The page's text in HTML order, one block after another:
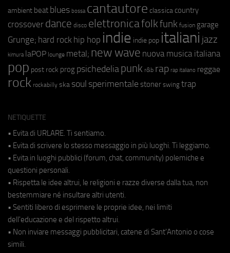
ambient beat blues bossa cantautore classica country
crossover dance disco elettronicafolkfunk fusion garage
Grunge; hard rock hip hop indie indie pop italiani jazz
kimura laPOP lounge metal; new wave nuova musica italiana
pop post rock prog psichedeliapunk r&b rap rap italiano reggae
rock rockabilly ska soul sperimentale stoner swing trap
NETIQUETTE
• Evita di URLARE. Ti sentiamo.
• Evita di scrivere lo stesso messaggio in più luoghi. Ti leggiamo.
• Evita in luoghi pubblici (forum, chat, community) polemiche e
questioni personali.
• Rispetta le idee altrui, le religioni e razze diverse dalla tua, non
bestemmiare né insultare altri utenti.
• Sentiti libero di esprimere le proprie idee, nei limiti
dell'educazione e del rispetto altrui.
• Non inviare messaggi pubblicitari, catene di Sant'Antonio o cose
simili.